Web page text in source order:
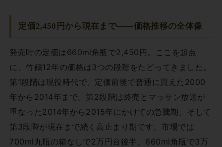
定価2,450円から現在まで——価格推移の全体像
発売時の定価は660ml角瓶で2,450円。ここを起点
に、竹鶴12年の価格は3つの段階をたどってきました。
第1段階は現役時代で、定価前後で普通に買えた2000
年から2014年まで。第2段階は終売とマッサン放送が
重なった2014年から2015年にかけての急騰期。そして
第3段階が現在まで続く高止まり期です。市場では
700ml丸瓶の箱なしで2万円台後半、660ml角瓶で3万